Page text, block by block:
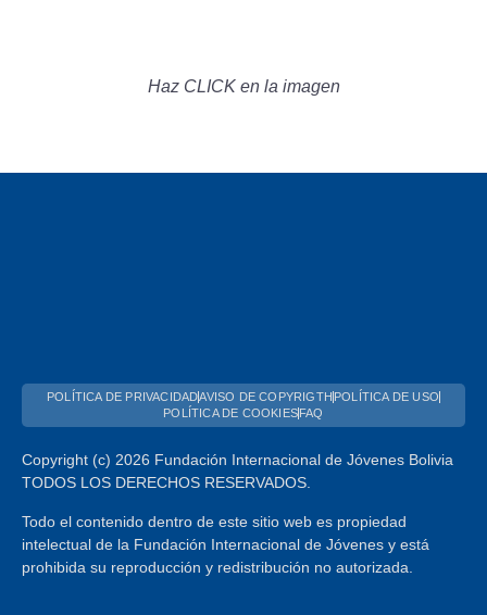
Haz CLICK en la imagen
POLÍTICA DE PRIVACIDADAVISO DE COPYRIGTH POLÍTICA DE USO
POLÍTICA DE COOKIESFAQ
Copyright (c) 2026 Fundación Internacional de Jóvenes Bolivia
TODOS LOS DERECHOS RESERVADOS.
Todo el contenido dentro de este sitio web es propiedad
intelectual de la Fundación Internacional de Jóvenes y está
prohibida su reproducción y redistribución no autorizada.